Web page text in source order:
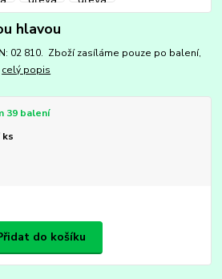
hlavou
02 810. Zboží zasíláme pouze po balení,
celý popis
39 balení
ks
do košíku